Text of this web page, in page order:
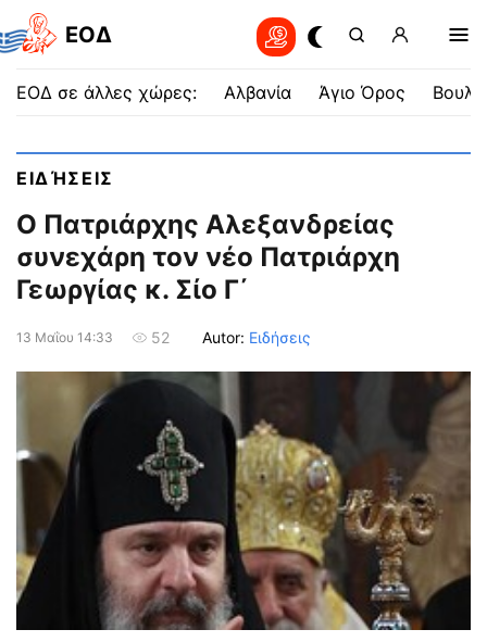
EOΔ
ΕΟΔ σε άλλες χώρες: Αλβανία Άγιο Όρος
ΕΙΔΉΣΕΙΣ
Ο Πατριάρχης Αλεξανδρείας
συνεχάρη τον νέο Πατριάρχη
Γεωργίας κ. Σίο Γ΄
13 Μαΐου 14:33 52 Autor: Ειδήσεις